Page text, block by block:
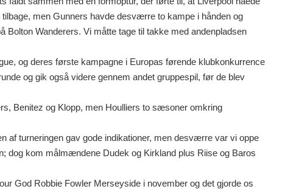
men Gunners havde desværre to kampe i hånden og
Wanderers. Vi måtte tage til takke med andenpladsen
og deres første kampagne i Europas førende klubkonkurrence
og gik også videre gennem andet gruppespil, før de blev
Benitez og Klopp, men Houlliers to sæsoner omkring
af turneringen gav gode indikationer, men desværre var vi oppe
dog kom målmændene Dudek og Kirkland plus Riise og Baros
God Robbie Fowler Merseyside i november og det gjorde os